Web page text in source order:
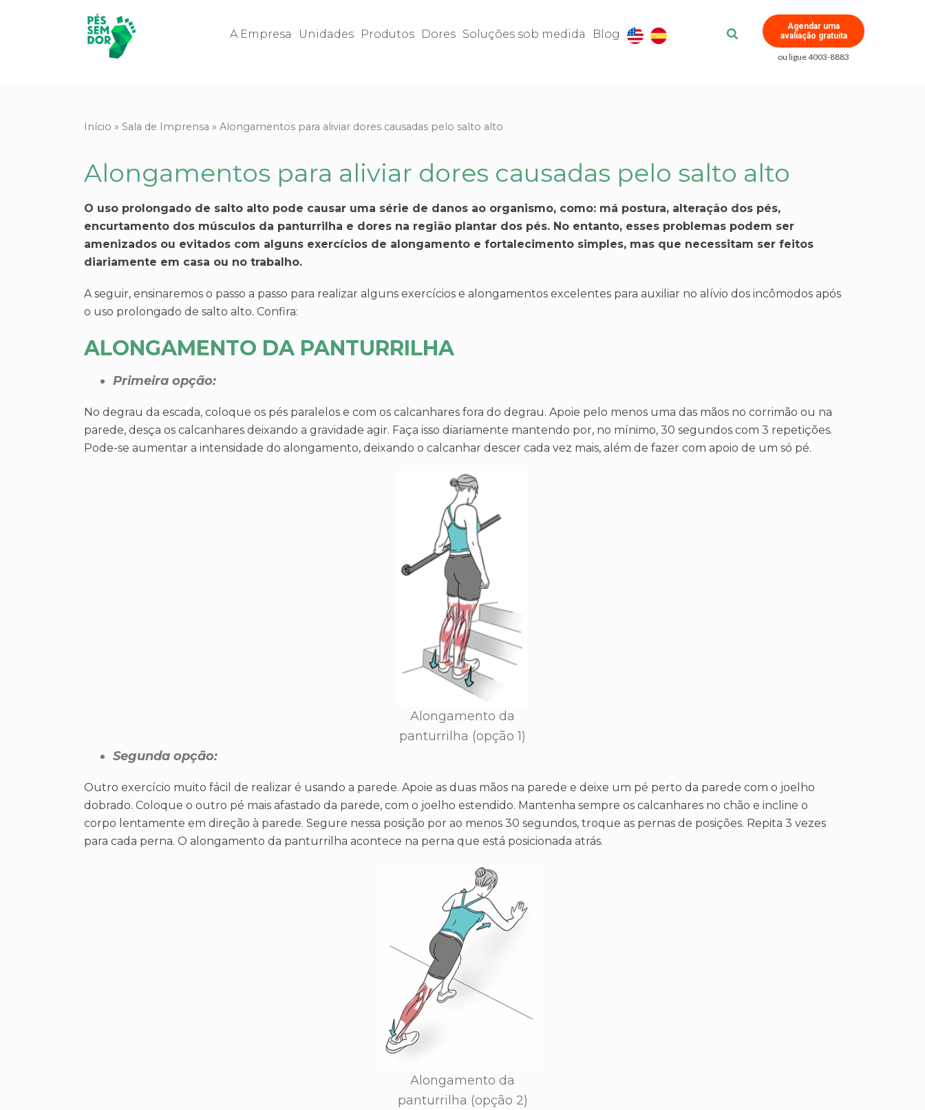
A Empresa Unidades Produtos Dores Soluções sob medida Blog
Agendar uma
avaliação gratuita
ou ligue 4003-8883
Início » Sala de Imprensa » Alongamentos para aliviar dores causadas pelo salto alto
Alongamentos para aliviar dores causadas pelo salto alto
O uso prolongado de salto alto pode causar uma série de danos ao organismo, como: má postura, alteração dos pés,
encurtamento dos músculos da panturrilha e dores na região plantar dos pés. No entanto, esses problemas podem ser
amenizados ou evitados com alguns exercícios de alongamento e fortalecimento simples, mas que necessitam ser feitos
diariamente em casa ou no trabalho.
A seguir, ensinaremos o passo a passo para realizar alguns exercícios e alongamentos excelentes para auxiliar no alívio dos incômodos após
o uso prolongado de salto alto. Confira:
ALONGAMENTO DA PANTURRILHA
Primeira opção:
No degrau da escada, coloque os pés paralelos e com os calcanhares fora do degrau. Apoie pelo menos uma das mãos no corrimão ou na
parede, desça os calcanhares deixando a gravidade agir. Faça isso diariamente mantendo por, no mínimo, 30 segundos com 3 repetições.
Pode-se aumentar a intensidade do alongamento, deixando o calcanhar descer cada vez mais, além de fazer com apoio de um só pé.
Alongamento da
panturrilha (opção 1)
Segunda opção:
Outro exercício muito fácil de realizar é usando a parede. Apoie as duas mãos na parede e deixe um pé perto da parede com o joelho
dobrado. Coloque o outro pé mais afastado da parede, com o joelho estendido. Mantenha sempre os calcanhares no chão e incline o
corpo lentamente em direção à parede. Segure nessa posição por ao menos 30 segundos, troque as pernas de posições. Repita 3 vezes
para cada perna. O alongamento da panturrilha acontece na perna que está posicionada atrás.
Alongamento da
panturrilha (opção 2)